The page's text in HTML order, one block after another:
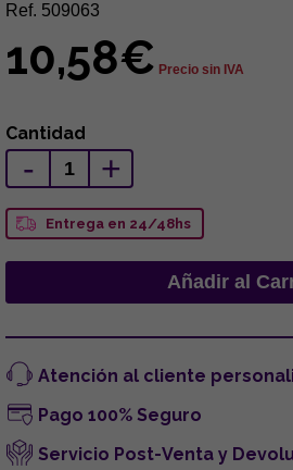
Ref. 509063
10,58€ Precio sin IVA
Cantidad
- +
Entrega en 24/48hs
Atención al cliente
Pago 100% Seguro
Servicio Post-Venta y